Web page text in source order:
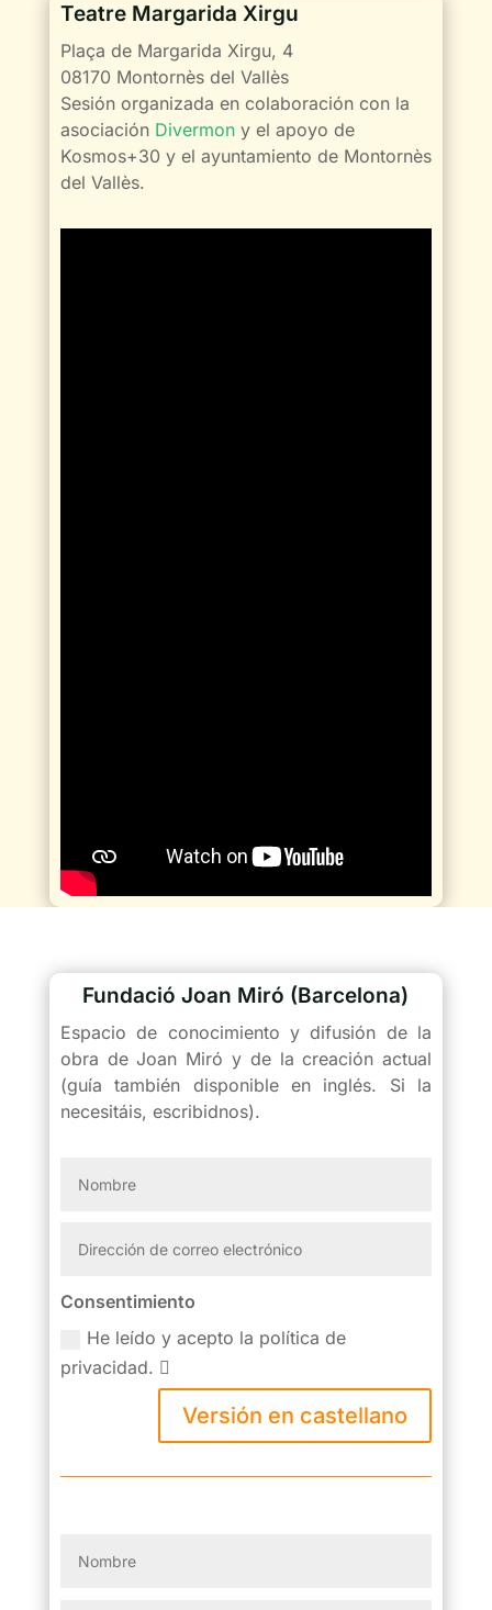
Teatre Margarida Xirgu
Plaça de Margarida Xirgu, 4
08170 Montornès del Vallès
Sesión organizada en colaboración con la
asociación Divermony el apoyo de
Kosmos+30 y el ayuntamiento de Montornès
del Vallès.
Fundació Joan Miró (Barcelona)
Espacio de conocimiento y difusión de la
obra de Joan Miró y de la creación actual
(guía también disponible en inglés. Si la
necesitáis, escribidnos).
Consentimiento
He leído y acepto la política de
privacidad.
Versión en castellano